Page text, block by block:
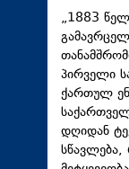
„1883
პირველი
ქართულ
დღიდან
სწავლება,